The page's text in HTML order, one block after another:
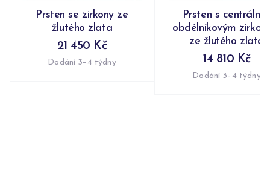
Prsten se zirkony ze
žlutého zlata
21 450 Kč
Dodání 3–4 týdny
Prsten s
obdélníkovým
ze žlutého zlata
14 810 Kč
Dodání 3–4 týdny